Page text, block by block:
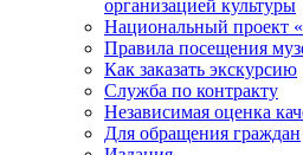
организацией культуры
Национальный проект
Правила посещения
Как заказать экскурсию
Служба по контракту
Независимая оценка
Для обращения граждан